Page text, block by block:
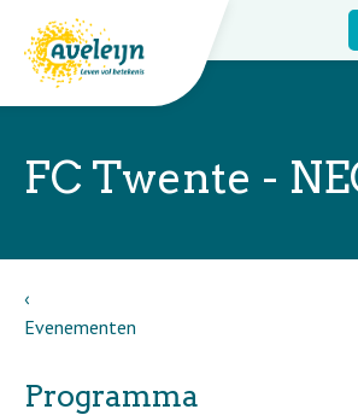
FC Twente -
Evenementen
Programma